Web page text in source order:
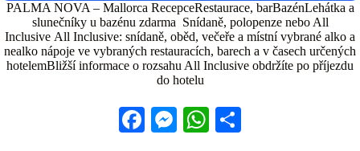
PALMA NOVA – Mallorca RecepceRestaurace, barBazénLehátka a
slunečníky u bazénu zdarma Snídaně, polopenze nebo All
Inclusive All Inclusive: snídaně, oběd, večeře a místní vybrané alko a
nealko nápoje ve vybraných restauracích, barech a v časech určených
hotelemBližší informace o rozsahu All Inclusive obdržíte po příjezdu
do hotelu
Fa M
W